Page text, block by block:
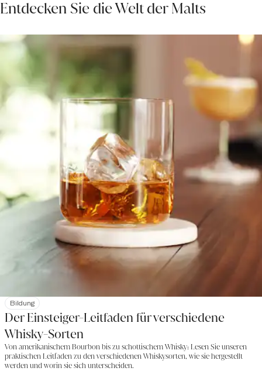
Entdecken Sie die Welt der Malts
Bildung
Der Einsteiger-Leitfaden für verschiedene
Whisky-Sorten
Von amerikanischem Bourbon bis zu schottischem Whisky: Lesen Sie unseren
praktischen Leitfaden zu den verschiedenen Whiskysorten, wie sie hergestellt
werden und worin sie sich unterscheiden.